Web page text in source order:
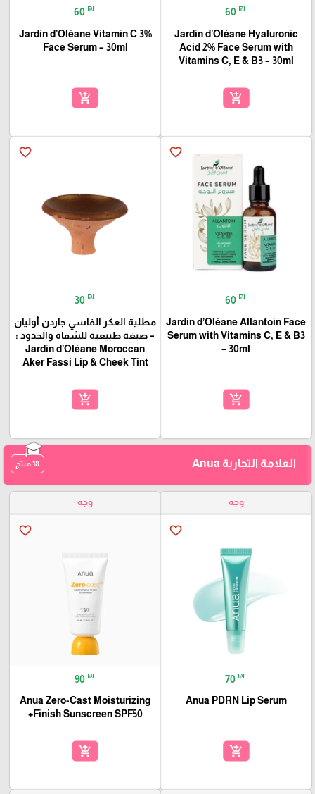
60 ₪
Jardin d’Oléane Hyaluronic
Acid 2% Face Serum with
Vitamins C, E & B3 – 30ml
add_shopping_cart
60 ₪
Jardin d’Oléane Vitamin C 3%
Face Serum – 30ml
add_shopping_cart
favorite_border
60 ₪
Jardin d’Oléane Allantoin Face
Serum with Vitamins C, E & B3
– 30ml
add_shopping_cart
favorite_border
30 ₪
مطلية العكر الفاسي جاردن أوليان
– صبغة طبيعية للشفاه والخدود :
Jardin d’Oléane Moroccan
Aker Fassi Lip & Cheek Tint
add_shopping_cart
العلامة التجارية Anua 18 منتج
وجه
favorite_border
70 ₪
Anua PDRN Lip Serum
add_shopping_cart
وجه
favorite_border
90 ₪
Anua Zero-Cast Moisturizing
Finish Sunscreen SPF50+
add_shopping_cart